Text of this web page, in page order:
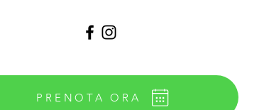
PRENOTA ORA